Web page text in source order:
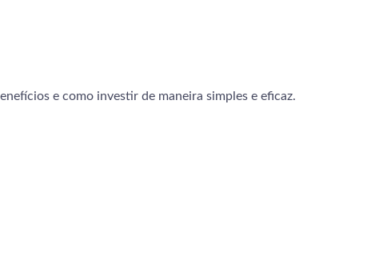
e como investir de maneira simples e eficaz.